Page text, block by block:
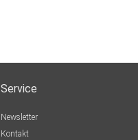
Service
Newsletter
Kontakt